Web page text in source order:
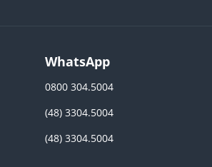
WhatsApp
0800 304.5004
(48) 3304.5004
(48) 3304.5004